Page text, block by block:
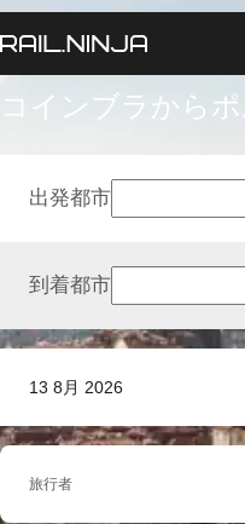
コインブラから
13 8月 2026
出発都市
到着都市
旅行者